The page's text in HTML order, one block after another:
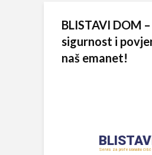
BLISTAVI DOM
sigurnost i
naš emanet!